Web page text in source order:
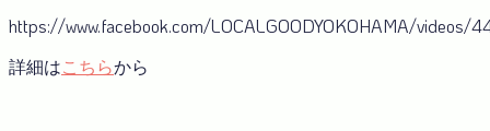
https://www.facebook.com/LOCALGOODYOKOHAMA/
詳細はこちらから